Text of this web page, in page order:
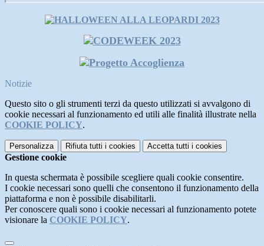
Notizie
Questo sito o gli strumenti terzi da questo utilizzati si avvalgono di
cookie necessari al funzionamento ed utili alle finalità illustrate nella
COOKIE POLICY.
Personalizza Rifiuta tutti i cookies Accetta tutti i cookies
Gestione cookie
In questa schermata è possibile scegliere quali cookie consentire.
I cookie necessari sono quelli che consentono il funzionamento della
piattaforma e non è possibile disabilitarli.
Per conoscere quali sono i cookie necessari al funzionamento potete
visionare la COOKIE POLICY.